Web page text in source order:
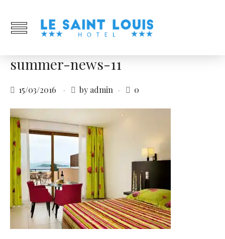
summer-news-11
15/03/2016 by admin 0